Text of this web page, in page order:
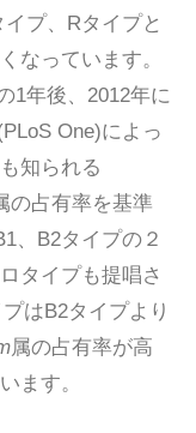
プ、Rタイプと
なっています。
1年後、2012年に
One)によっ
知られる
の占有率を基準
、B2タイプの２
タイプも提唱さ
はB2タイプより
属の占有率が高
ます。